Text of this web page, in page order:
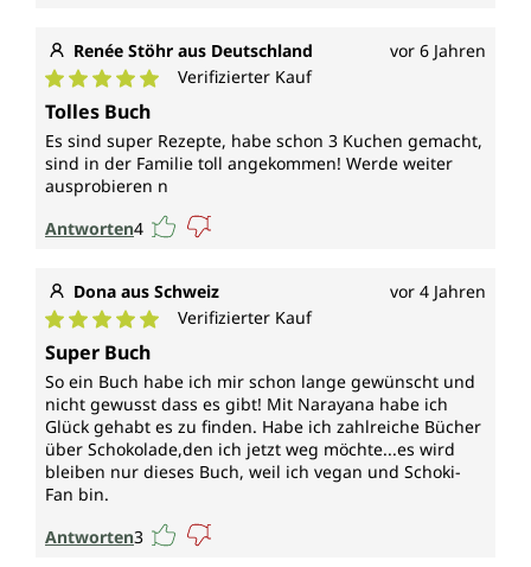
Renée Stöhr aus Deutschland vor 6 Jahren
Durchschnittliche Bewertung von 5 von 5 Sternen
Verifizierter Kauf
Tolles Buch
Es sind super Rezepte, habe schon 3 Kuchen gemacht,
sind in der Familie toll angekommen! Werde weiter
ausprobieren n
Antworten4
Dona aus Schweiz vor 4 Jahren
Durchschnittliche Bewertung von 5 von 5 Sternen
Verifizierter Kauf
Super Buch
So ein Buch habe ich mir schon lange gewünscht und
nicht gewusst dass es gibt! Mit Narayana habe ich
Glück gehabt es zu finden. Habe ich zahlreiche Bücher
über Schokolade,den ich jetzt weg möchte...es wird
bleiben nur dieses Buch, weil ich vegan und Schoki-
Fan bin.
Antworten3